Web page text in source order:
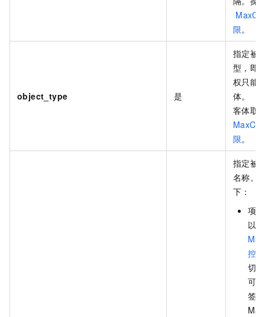
限。
object_type 是
指定被
型，即
权只能
体。
客体取
限。
指定被
名称。
下：
项
以
控
切
可在
签